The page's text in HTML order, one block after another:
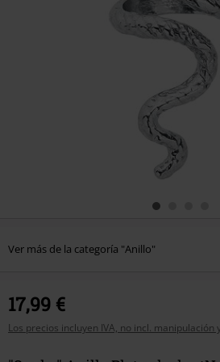
Ver más de la categoría "Anillo"
17,99 €
Los precios incluyen IVA, no incl. manipulación